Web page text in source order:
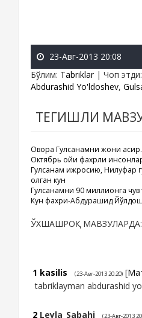
23-Авг-2013 20:08
Бўлим: Tabriklar| Чоп этди:
Abdurashid Yo'ldoshev,
ТЕГИШЛИ
Овора Гулсанамни жони асир.
Октябрь ойи фахрли
Гулсанам ижросию, Нилуфар
қолган кун
Гулсанамни 90 миллионга
Кун фахри-Абдурашид
ЎХШАШРОҚ МАВЗУЛАРДА:
1 kasilis (23-Авг-2013 20:20) [
tabriklayman abdurashid
2 Leyla_Sabahi (23-Авг-2013